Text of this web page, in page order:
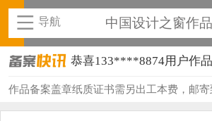
导航 中国设计之窗作
恭喜133****8874用户作品
恭喜138****8638用户作品
作品备案盖章纸质证书需另出工本费，邮寄